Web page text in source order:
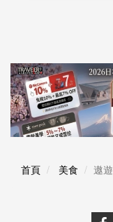
首頁 美食 遨